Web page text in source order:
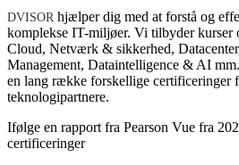
DVISOR hjælper dig med at forstå og
komplekse IT-miljøer. Vi tilbyder kurser
Cloud, Netværk & sikkerhed,
Management, Dataintelligence & AI
en lang række forskellige certificeringer
teknologipartnere.
Ifølge en rapport fra Pearson Vue fra
certificeringer